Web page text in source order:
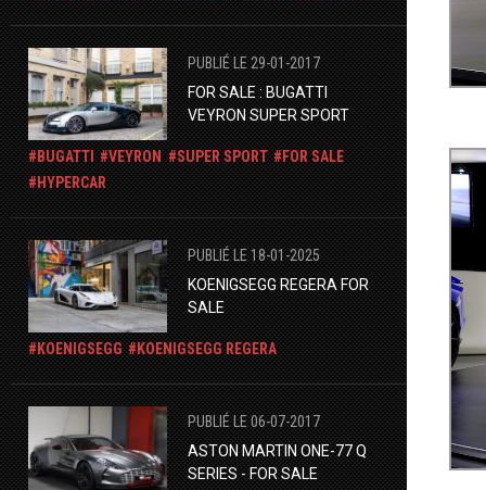
PUBLIÉ LE 29-01-2017
FOR SALE : BUGATTI
VEYRON SUPER SPORT
BUGATTI VEYRON SUPER SPORT
FOR SALE
HYPERCAR
PUBLIÉ LE 18-01-2025
KOENIGSEGG REGERA FOR
SALE
KOENIGSEGG KOENIGSEGG REGERA
PUBLIÉ LE 06-07-2017
ASTON MARTIN ONE-77 Q
SERIES - FOR SALE